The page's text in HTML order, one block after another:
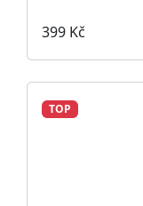
399 Kč
TOP